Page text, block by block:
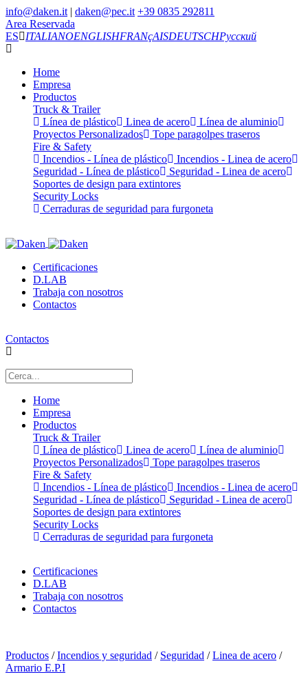
info@daken.it | daken@pec.it +39 0835 292811
Area Reservada
ES
ITALIANOENGLISHFRANçAISDEUTSCHРусский
Home
Empresa
Productos
Truck & Trailer
Línea de plástico
Linea de acero
Línea de aluminio
Proyectos Personalizados
Tope paragolpes traseros
Fire & Safety
Incendios - Línea de plástico
Incendios - Linea de acero
Seguridad - Línea de plástico
Seguridad - Linea de acero
Soportes de design para extintores
Security Locks
Cerraduras de seguridad para furgoneta
Certificaciones
D.LAB
Trabaja con nosotros
Contactos
Contactos
Home
Empresa
Productos
Truck & Trailer
Línea de plástico
Linea de acero
Línea de aluminio
Proyectos Personalizados
Tope paragolpes traseros
Fire & Safety
Incendios - Línea de plástico
Incendios - Linea de acero
Seguridad - Línea de plástico
Seguridad - Linea de acero
Soportes de design para extintores
Security Locks
Cerraduras de seguridad para furgoneta
Certificaciones
D.LAB
Trabaja con nosotros
Contactos
Productos /Incendios y seguridad / Seguridad /Linea de acero /
Armario E.P.I